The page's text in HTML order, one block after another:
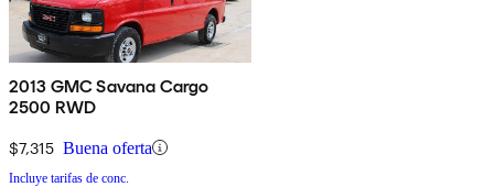
2013 GMC Savana Cargo
2500 RWD
$7,315 Buena oferta
Incluye tarifas de conc.